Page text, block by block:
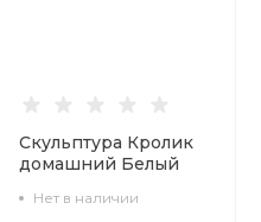
Скульптура Кролик
домашний Белый
Нет в наличии